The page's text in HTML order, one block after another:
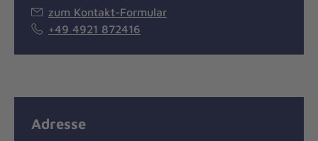
zum Kontakt-Formular
+49 4921 872416
Adresse